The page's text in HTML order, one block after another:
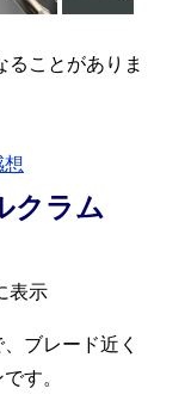
ことがありま
想
クラム
表示
ブレード近く
す。